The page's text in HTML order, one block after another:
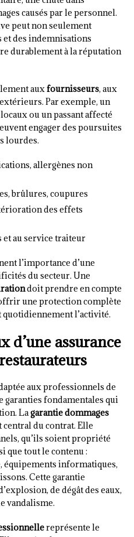
causés par le personnel.
peut non seulement
des indemnisations
durablement à la réputation
auxfournisseurs, aux
Par exemple, un
ou un passant affecté
engager des poursuites
lourdes.
allergènes non
brûlures, coupures
des effets
et au service traiteur
l’importance d’une
du secteur. Une
doit prendre en compte
une protection complète
quotidiennement l’activité.
d’une assurance
aux professionnels de
garanties fondamentales qui
Lagarantie dommages
central du contrat. Elle
qu’ils soient propriété
que tout le contenu :
informatiques,
Cette garantie
de dégât des eaux,
vandalisme.
représente le